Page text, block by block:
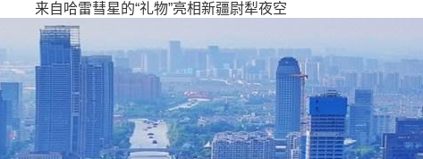
来自哈雷彗星的“礼物”亮相新疆尉犁夜空